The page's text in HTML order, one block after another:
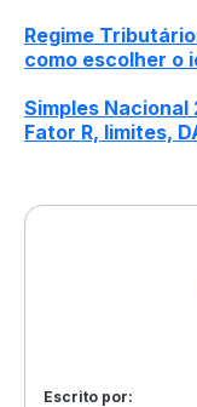
Regime
como escolher o
Simples
Fator R, limites,
Escrito por: